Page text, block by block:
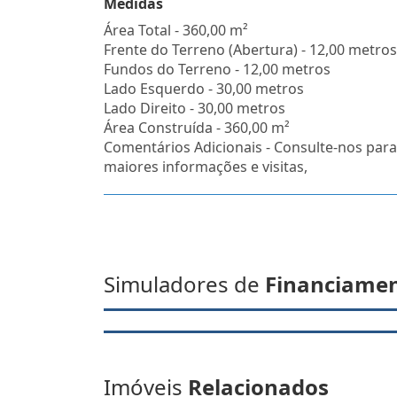
Área Total - 360,00 m²
Frente do Terreno (Abertura) - 12,00 metros
Fundos do Terreno - 12,00 metros
Lado Esquerdo - 30,00 metros
Lado Direito - 30,00 metros
Área Construída - 360,00 m²
Comentários Adicionais - Consulte-nos para
maiores informações e visitas,
Simuladores de
Imóveis Relacionados